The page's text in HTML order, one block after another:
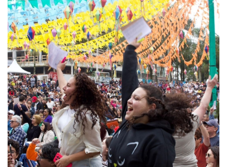
05/08/2026 | 07:00
Queda na geração europeia ocorre enquanto inteligência artificial, data
centers e carros elétricos elevam a demanda e colocam o
armazenamento no centro do debate energético
NAVEGANTES